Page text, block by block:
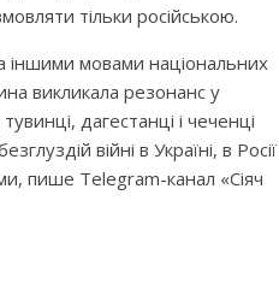
тільки російською.
іншими мовами національних
викликала резонанс у
дагестанці і чеченці
війні в Україні, в Росії
пише Telegram-канал «Сіяч